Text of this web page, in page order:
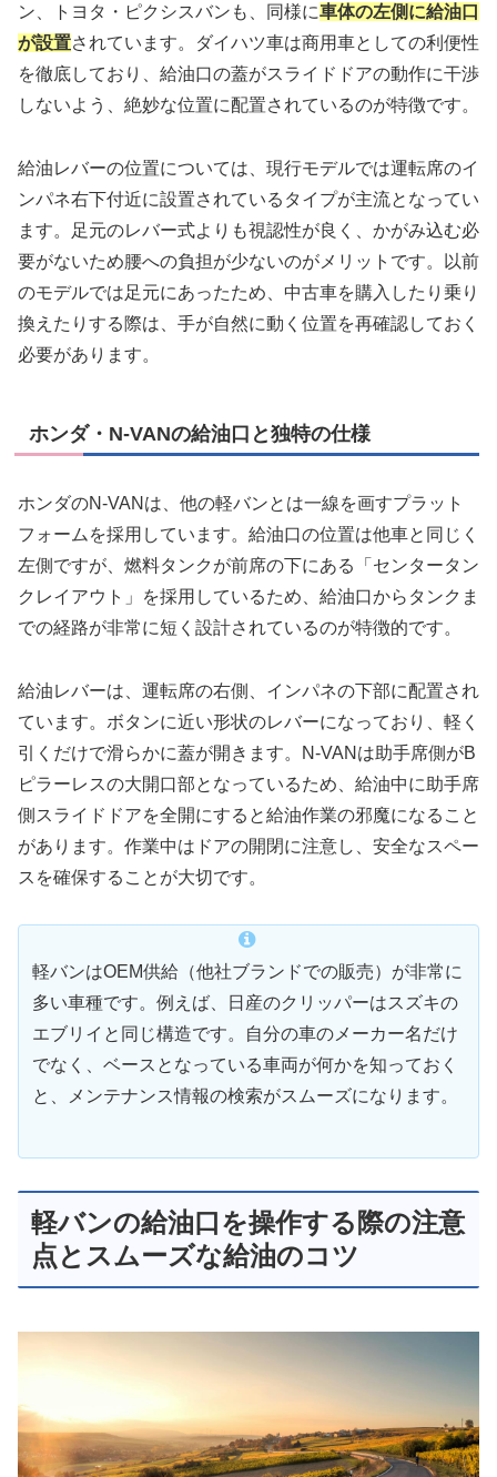
ン、トヨタ・ピクシスバンも、同様に車体の左側に給油口
が設置されています。ダイハツ車は商用車としての利便性
を徹底しており、給油口の蓋がスライドドアの動作に干渉
しないよう、絶妙な位置に配置されているのが特徴です。
給油レバーの位置については、現行モデルでは運転席のイ
ンパネ右下付近に設置されているタイプが主流となってい
ます。足元のレバー式よりも視認性が良く、かがみ込む必
要がないため腰への負担が少ないのがメリットです。以前
のモデルでは足元にあったため、中古車を購入したり乗り
換えたりする際は、手が自然に動く位置を再確認しておく
必要があります。
ホンダ・N-VANの給油口と独特の仕様
ホンダのN-VANは、他の軽バンとは一線を画すプラット
フォームを採用しています。給油口の位置は他車と同じく
左側ですが、燃料タンクが前席の下にある「センタータン
クレイアウト」を採用しているため、給油口からタンクま
での経路が非常に短く設計されているのが特徴的です。
給油レバーは、運転席の右側、インパネの下部に配置され
ています。ボタンに近い形状のレバーになっており、軽く
引くだけで滑らかに蓋が開きます。N-VANは助手席側がB
ピラーレスの大開口部となっているため、給油中に助手席
側スライドドアを全開にすると給油作業の邪魔になること
があります。作業中はドアの開閉に注意し、安全なスペー
スを確保することが大切です。
軽バンはOEM供給（他社ブランドでの販売）が非常に
多い車種です。例えば、日産のクリッパーはスズキの
エブリイと同じ構造です。自分の車のメーカー名だけ
でなく、ベースとなっている車両が何かを知っておく
と、メンテナンス情報の検索がスムーズになります。
軽バンの給油口を操作する際の注意
点とスムーズな給油のコツ